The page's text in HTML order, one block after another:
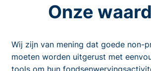
Onze
Wij zijn van mening dat goede non-
moeten worden uitgerust met
tools om hun